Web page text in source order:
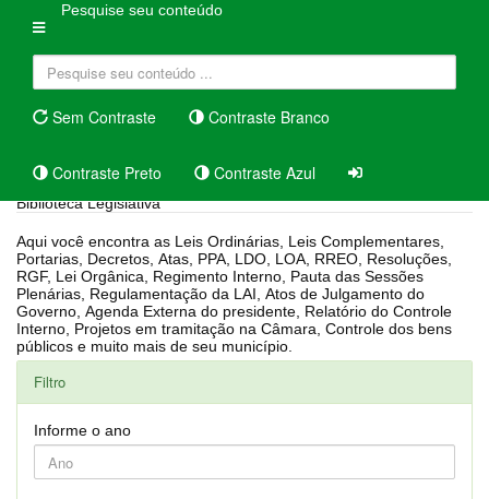
Pesquise seu conteúdo
Sem Contraste Contraste Branco
Contraste Preto Contraste Azul
Biblioteca Legislativa
Aqui você encontra as Leis Ordinárias, Leis Complementares,
Portarias, Decretos, Atas, PPA, LDO, LOA, RREO, Resoluções,
RGF, Lei Orgânica, Regimento Interno, Pauta das Sessões
Plenárias, Regulamentação da LAI, Atos de Julgamento do
Governo, Agenda Externa do presidente, Relatório do Controle
Interno, Projetos em tramitação na Câmara, Controle dos bens
públicos e muito mais de seu município.
Filtro
Informe o ano